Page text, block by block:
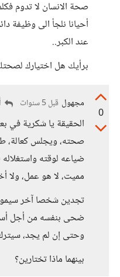
صحة الانسان لا تدوم
أحيانا نلجأ الى وظيفة
عند الكبر..
برأيك هل اختيارك
0
مجهول قبل 5 سنوات
الحقيقة يا شكرية في
صحته، ويجلس كعالة،
ضياعه لوقته
مميت، لا هو عمل، ولا
تجدين شخصا آخر
ضحى بنفسه من أجل
وحتى إن لم يجد،
بينهما ماذا تختارين؟